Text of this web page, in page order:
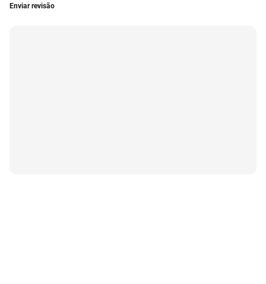
Enviar revisão